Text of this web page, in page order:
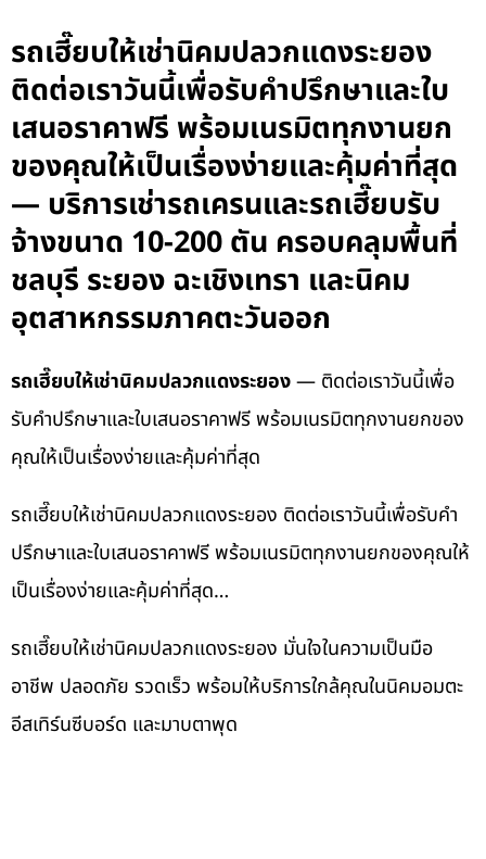
รถเฮี๊ยบให้เช่านิคมปลวกแดงระยอง
ติดต่อเราวันนี้เพื่อรับคำปรึกษาและใบ
เสนอราคาฟรี พร้อมเนรมิตทุกงานยก
ของคุณให้เป็นเรื่องง่ายและคุ้มค่าที่สุด
— บริการเช่ารถเครนและรถเฮี๊ยบรับ
จ้างขนาด 10-200 ตัน ครอบคลุมพื้นที่
ชลบุรี ระยอง ฉะเชิงเทรา และนิคม
อุตสาหกรรมภาคตะวันออก
รถเฮี๊ยบให้เช่านิคมปลวกแดงระยอง— ติดต่อเราวันนี้เพื่อ
รับคำปรึกษาและใบเสนอราคาฟรี พร้อมเนรมิตทุกงานยกของ
คุณให้เป็นเรื่องง่ายและคุ้มค่าที่สุด
รถเฮี๊ยบให้เช่านิคมปลวกแดงระยอง ติดต่อเราวันนี้เพื่อรับคำ
ปรึกษาและใบเสนอราคาฟรี พร้อมเนรมิตทุกงานยกของคุณให้
เป็นเรื่องง่ายและคุ้มค่าที่สุด…
รถเฮี๊ยบให้เช่านิคมปลวกแดงระยอง มั่นใจในความเป็นมือ
อาชีพ ปลอดภัย รวดเร็ว พร้อมให้บริการใกล้คุณในนิคมอมตะ
อีสเทิร์นซีบอร์ด และมาบตาพุด